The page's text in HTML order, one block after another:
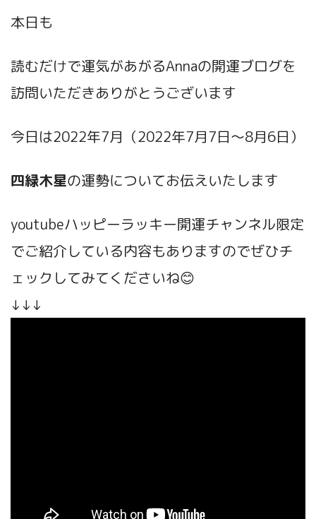
本日も
読むだけで運気があがるAnnaの開運ブログを
訪問いただきありがとうございます
今日は2022年7月（2022年7月7日～8月6日）
四緑木星の運勢についてお伝えいたします
youtubeハッピーラッキー開運チャンネル限定
でご紹介している内容もありますのでぜひチ
ェックしてみてくださいね😊
↓↓↓